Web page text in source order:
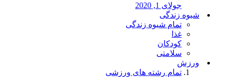
جولای 1, 2020
شیوه زندگی
تمام شیوه زندگی
غذا
کودکان
سلامتی
ورزش
تمام رشته های ورزشی